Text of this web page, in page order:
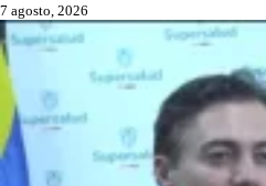
7 agosto, 2026